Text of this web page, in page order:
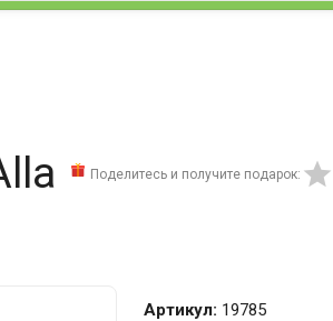
Поделитесь и получите подарок: 
Артикул: 19785